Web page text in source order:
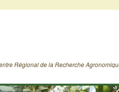
Régional de la Recherche